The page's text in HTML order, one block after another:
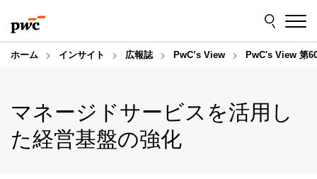
to
content
to
footer
ホーム インサイト 広報誌 PwC’s View PwC's View 第
マネージドサービスを活用し
た経営基盤の強化